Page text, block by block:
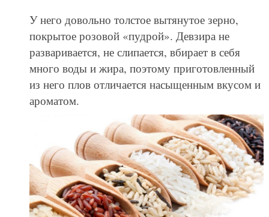
У него довольно толстое вытянутое зерно,
покрытое розовой «пудрой». Девзира не
разваривается, не слипается, вбирает в себя
много воды и жира, поэтому приготовленный
из него плов отличается насыщенным вкусом и
ароматом.